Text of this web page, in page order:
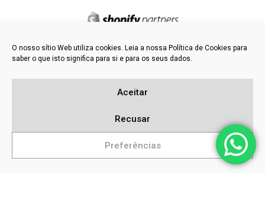
O nosso sítio Web utiliza cookies. Leia a nossa Política de Cookies para
saber o que isto significa para si e para os seus dados.
Aceitar
Recusar
Preferências
Política de privacidade e de cookies